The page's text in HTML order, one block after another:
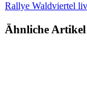
Rallye Waldviertel
Ähnliche Artikel